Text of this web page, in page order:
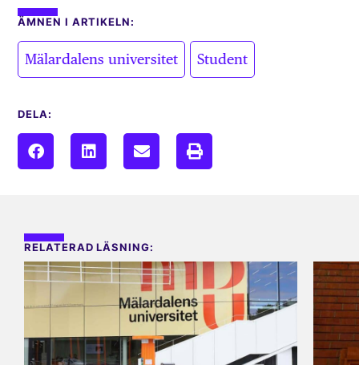
ÄMNEN I ARTIKELN:
Mälardalens universitet Student
DELA:
RELATERAD LÄSNING: